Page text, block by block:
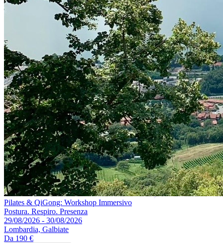
Pilates & QiGong: Workshop Immersivo
Postura. Respiro. Presenza
29/08/2026 - 30/08/2026
Lombardia, Galbiate
Da 190 €